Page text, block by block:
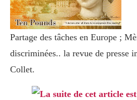
Partage des tâches en Europe ;
discriminées.. la revue de presse
Collet.
La suite de cet article